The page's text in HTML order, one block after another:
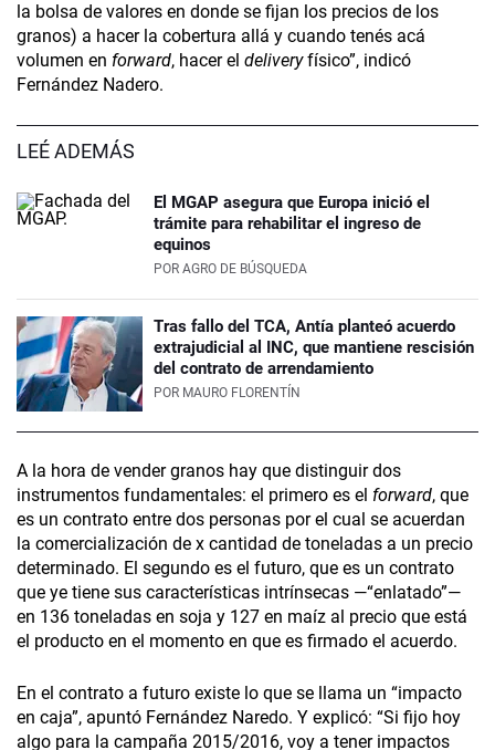
la bolsa de valores en donde se fijan los precios de los
granos) a hacer la cobertura allá y cuando tenés acá
volumen en forward, hacer el deliveryfísico”, indicó
Fernández Nadero.
LEÉ ADEMÁS
El MGAP asegura que Europa inició el
trámite para rehabilitar el ingreso de
equinos
POR AGRO DE BÚSQUEDA
Tras fallo del TCA, Antía planteó acuerdo
extrajudicial al INC, que mantiene rescisión
del contrato de arrendamiento
POR MAURO FLORENTÍN
A la hora de vender granos hay que distinguir dos
instrumentos fundamentales: el primero es el forward, que
es un contrato entre dos personas por el cual se acuerdan
la comercialización de x cantidad de toneladas a un precio
determinado. El segundo es el futuro, que es un contrato
que ye tiene sus características intrínsecas —“enlatado”—
en 136 toneladas en soja y 127 en maíz al precio que está
el producto en el momento en que es firmado el acuerdo.
En el contrato a futuro existe lo que se llama un “impacto
en caja”, apuntó Fernández Naredo. Y explicó: “Si fijo hoy
algo para la campaña 2015/2016, voy a tener impactos